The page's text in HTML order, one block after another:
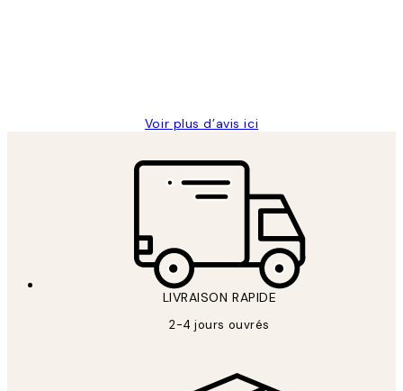
Voir plus d’avis ici
LIVRAISON RAPIDE
2-4 jours ouvrés